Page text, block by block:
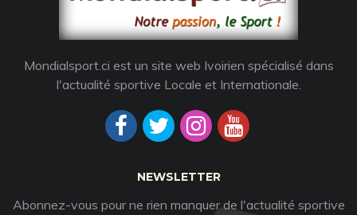
Mondialsport.ci est un site web Ivoirien spécialisé dans
l'actualité sportive Locale et Internationale.
NEWSLETTER
Abonnez-vous pour ne rien manquer de l'actualité sportive